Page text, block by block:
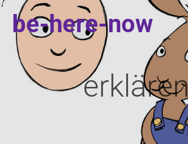
be-here-now
erklären